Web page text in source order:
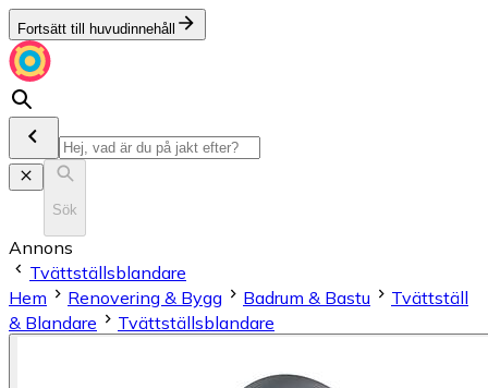
Fortsätt till huvudinnehåll
Sök
Annons
Tvättställsblandare
Hem
Renovering & Bygg Badrum & Bastu
Tvättställ
& Blandare
Tvättställsblandare